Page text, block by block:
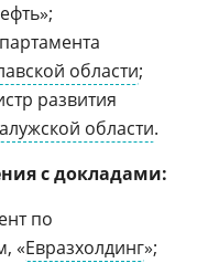
области;
развития
области.
с докладами:
по
«Евразхолдинг»;